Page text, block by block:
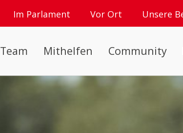
Im Parlament Vor Ort Unsere
Team Mithelfen Community